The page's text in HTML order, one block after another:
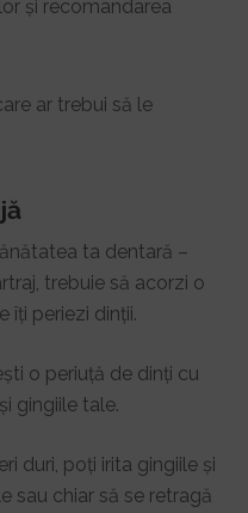
și recomandarea
ar trebui să le
ta dentară –
trebuie să acorzi o
îți periezi dinții.
o periuță de dinți cu
gingiile tale.
duri, poți irita gingiile și
sau chiar să se retragă